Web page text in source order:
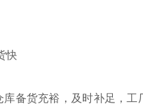
快
库备货充裕，及时补足，工